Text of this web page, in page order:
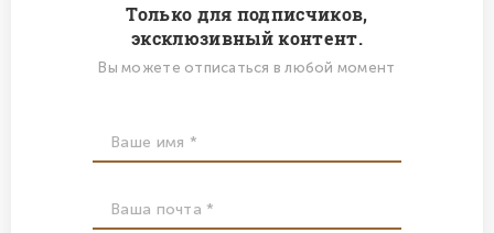
Только для подписчиков,
эксклюзивный контент.
Вы можете отписаться в любой момент